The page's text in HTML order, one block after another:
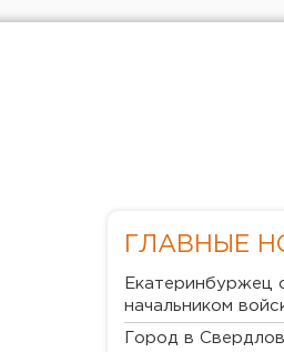
ГЛАВНЫЕ
Екатеринбуржец
начальником
Город в